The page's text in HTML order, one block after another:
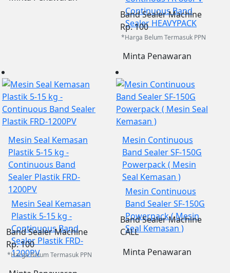
Continuous Band
Sealer HEAVYPACK
Band Sealer Machine
Rp. 100
*Harga Belum Termasuk PPN
Minta Penawaran
Mesin Seal Kemasan
Plastik 5-15 kg -
Continuous Band
Sealer Plastik FRD-
1200PV
Mesin Seal Kemasan
Plastik 5-15 kg -
Continuous Band
Sealer Plastik FRD-
1200PV
Band Sealer Machine
Rp. 100
*Harga Belum Termasuk PPN
Mesin Continuous
Band Sealer SF-150G
Powerpack ( Mesin
Seal Kemasan )
Mesin Continuous
Band Sealer SF-150G
Powerpack ( Mesin
Seal Kemasan )
Band Sealer Machine
CALL
Minta Penawaran